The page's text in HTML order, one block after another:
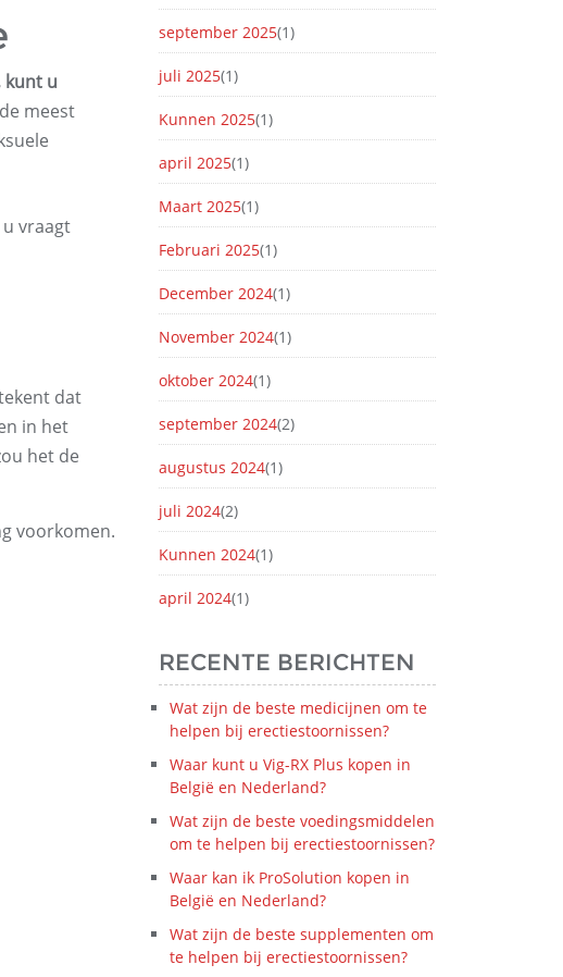
kunt u
meest
vraagt
dat
in het
het de
voorkomen.
september 2025(1)
juli 2025(1)
Kunnen 2025(1)
april 2025(1)
Maart 2025(1)
Februari 2025(1)
December 2024(1)
November 2024(1)
oktober 2024(1)
september 2024(2)
augustus 2024(1)
juli 2024(2)
Kunnen 2024(1)
april 2024(1)
RECENTE BERICHTEN
Wat zijn de beste medicijnen om te
helpen bij erectiestoornissen?
Waar kunt u Vig-RX Plus kopen in
België en Nederland?
Wat zijn de beste voedingsmiddelen
om te helpen bij erectiestoornissen?
Waar kan ik ProSolution kopen in
België en Nederland?
Wat zijn de beste supplementen om
te helpen bij erectiestoornissen?